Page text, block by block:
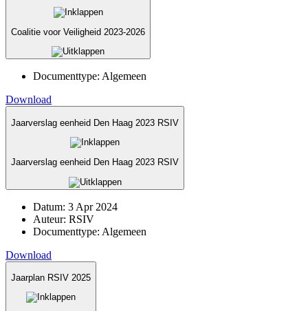
Coalitie voor Veiligheid 2023-2026
Documenttype: Algemeen
Download
Jaarverslag eenheid Den Haag 2023 RSIV
Jaarverslag eenheid Den Haag 2023 RSIV
Datum: 3 Apr 2024
Auteur: RSIV
Documenttype: Algemeen
Download
Jaarplan RSIV 2025